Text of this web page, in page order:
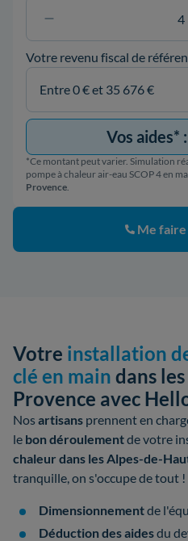
Votre revenu fiscal de
Vos aides* :
*Ce montant peut varier. Simulation
pompe à chaleur air-eau SCOP 4 en
Provence.
Me
Votre installation
clé en main dans
Provence avec
Nosartisans prennent en
le bon déroulementde votre
chaleur dans les Alpes-de-
tranquille, on s'occupe de tout !
Dimensionnementde
Déduction des aidesdu